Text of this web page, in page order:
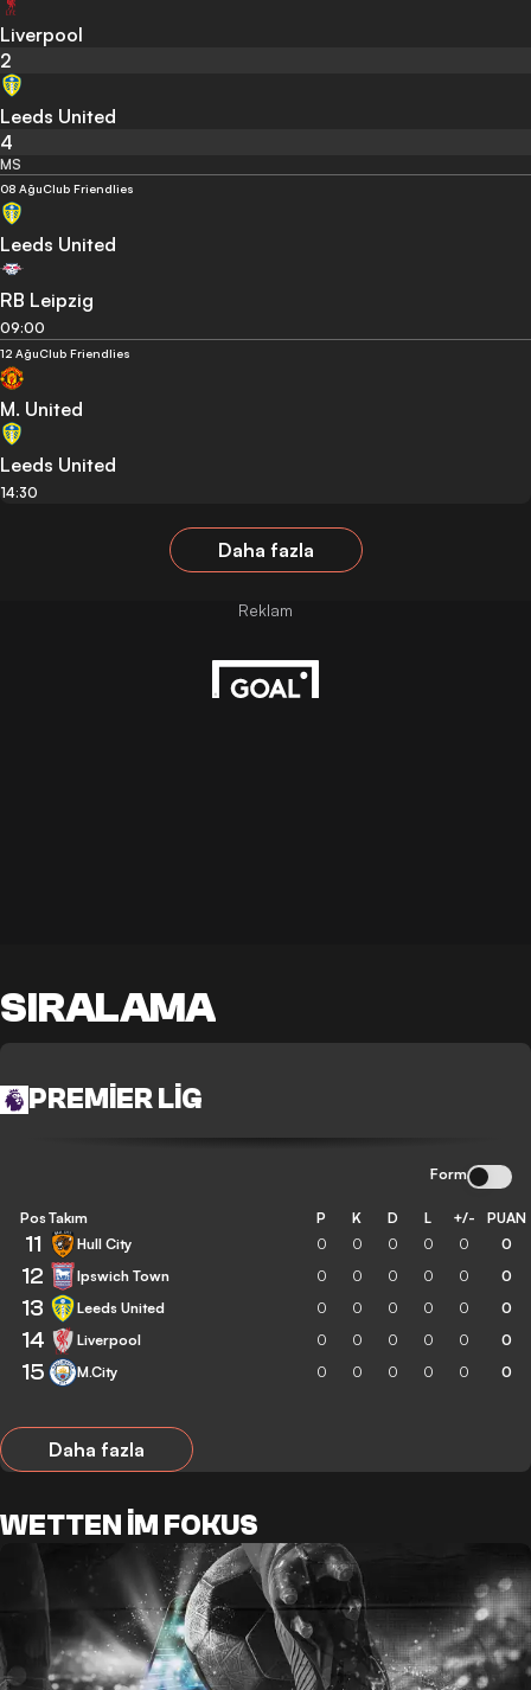
Liverpool
2
Leeds United
4
MS
08 AğuClub Friendlies
Leeds United
RB Leipzig
09:00
12 AğuClub Friendlies
M. United
Leeds United
14:30
Daha fazla
SIRALAMA
PREMIER LIG
Form
Pos Takım P K D L +/- PUAN
11 Hull City 0 0 0 0 0 0
12 Ipswich Town 0 0 0 0 0 0
13 Leeds United 0 0 0 0 0 0
14 Liverpool 0 0 0 0 0 0
15 M.City 0 0 0 0 0 0
Daha fazla
WETTEN IM FOKUS